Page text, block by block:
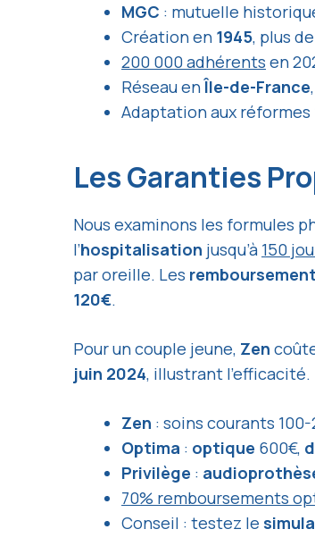
MGC : mutuelle
Création en 1945, plus de
200 000 adhérents en
Réseau enÎle-de-France,
Adaptation aux réformes
Les Garanties
Nous examinons les formules
l’hospitalisation jusqu’à 150
par oreille. Les
120€.
Pour un couple jeune, Zen
juin 2024, illustrant
Zen : soins courants 100-
Optima : optique 600€,
Privilège :
70% remboursements
Conseil : testez le